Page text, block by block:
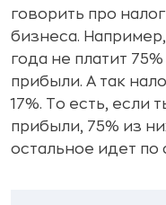
говорить про
бизнеса.
года не платит
прибыли. А так
17%. То есть, если
прибыли, 75% из
остальное идет по